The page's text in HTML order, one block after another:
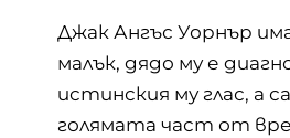
Джак Ангъс Уорнър
малък, дядо му е
истинския му глас, а
голямата част от